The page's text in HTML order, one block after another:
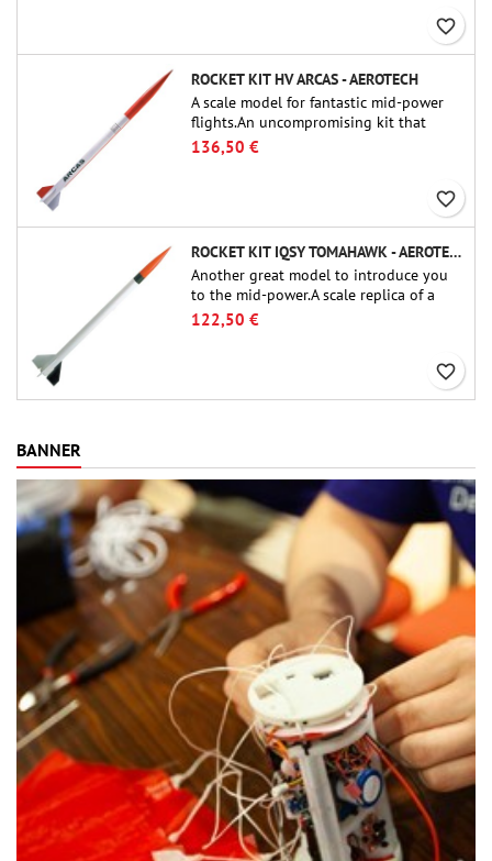
favorite_border
ROCKET KIT HV ARCAS - AEROTECH
A scale model for fantastic mid-power
flights.An uncompromising kit that
allows you to build a replica of one of
the most famous sounding-rocket ever.
136,50 €
favorite_border
ROCKET KIT IQSY TOMAHAWK - AEROTECH
Another great model to introduce you
to the mid-power.A scale replica of a
famous sounding rocket, small in size
and peefect to move to higher-level kits.
122,50 €
favorite_border
BANNER